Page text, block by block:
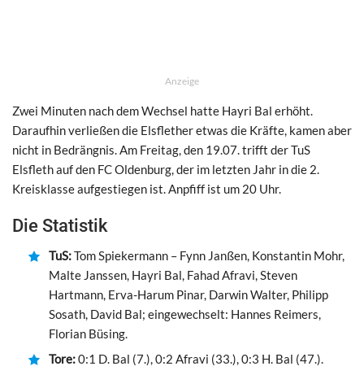
Anzeige
Zwei Minuten nach dem Wechsel hatte Hayri Bal erhöht.
Daraufhin verließen die Elsflether etwas die Kräfte, kamen aber
nicht in Bedrängnis. Am Freitag, den 19.07. trifft der TuS
Elsfleth auf den FC Oldenburg, der im letzten Jahr in die 2.
Kreisklasse aufgestiegen ist. Anpfiff ist um 20 Uhr.
Die Statistik
TuS:Tom Spiekermann – Fynn Janßen, Konstantin Mohr,
Malte Janssen, Hayri Bal, Fahad Afravi, Steven
Hartmann, Erva-Harum Pinar, Darwin Walter, Philipp
Sosath, David Bal; eingewechselt: Hannes Reimers,
Florian Büsing.
Tore:0:1 D. Bal (7.), 0:2 Afravi (33.), 0:3 H. Bal (47.).